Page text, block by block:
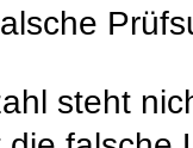
steht